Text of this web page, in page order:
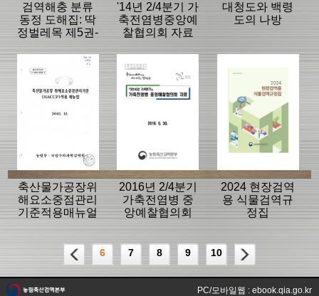
검역해충 분류
동정 도해집: 딱
정벌레목 제5권-
무당벌레상과,
풍뎅이붙이상
과, 반날개상과,
식육아목의 동
정도해
'14년 2/4분기 가
축전염병중앙예
찰협의회 자료
대청도와 백령
도의 나방
축산물가공장위
해요소중점관리
기준적용매뉴얼
2016년 2/4분기
가축전염병 중
앙예찰협의회
2024 현장검역
용 식물검역규
정집
6 7 8 9 10
PC/모바일웹 : ebook.qia.go.kr